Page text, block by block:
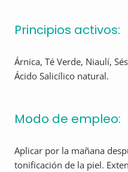
Principios activos:
Árnica, Té Verde, Niaulí,
Ácido Salicílico natural.
Modo de empleo:
Aplicar por la mañana
tonificación de la piel.